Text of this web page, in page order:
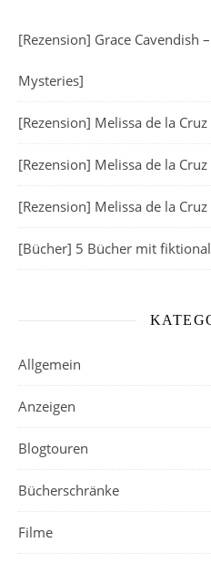
[Rezension] Grace Cavendish
Mysteries]
[Rezension] Melissa de la
[Rezension] Melissa de la
[Rezension] Melissa de la
[Bücher] 5 Bücher mit
Allgemein
Anzeigen
Blogtouren
Bücherschränke
Filme